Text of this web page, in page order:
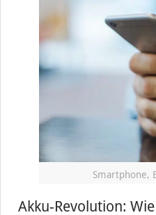
Smartphone,
Akku-Revolution: